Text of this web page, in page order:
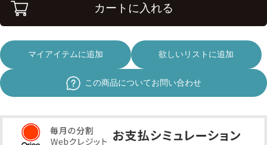
カートに入れる
マイアイテムに追加 欲しいリストに追加
この商品についてお問い合わせ